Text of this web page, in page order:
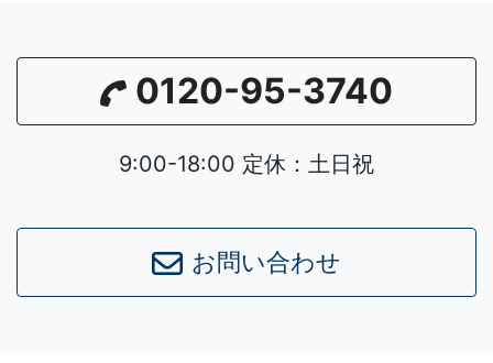
0120-95-3740
9:00-18:00 定休：土日祝
お問い合わせ